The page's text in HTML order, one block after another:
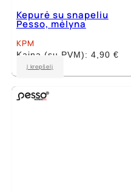
Kepurė su snapeliu
Pesso, mėlyna
KPM
Kaina (su PVM): 4,90 €
Į krepšelį